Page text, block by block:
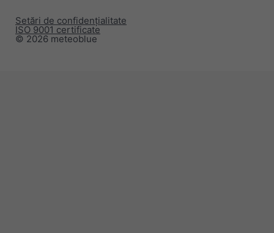
© 2026 meteoblue
ISO 9001 certificate
Setări de confidențialitate